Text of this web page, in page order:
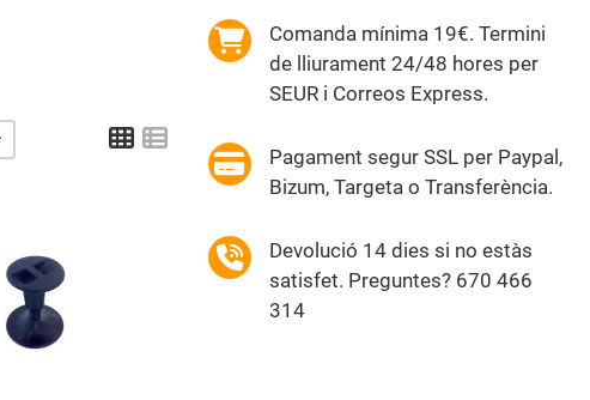
GridList
Add to Wishlist
Quick View
Comanda mínima 19€. Termini
de lliurament 24/48 hores per
SEUR i Correos Express.
Pagament segur SSL per Paypal,
Bizum, Targeta o Transferència.
Devolució 14 dies si no estàs
satisfet. Preguntes? 670 466
314